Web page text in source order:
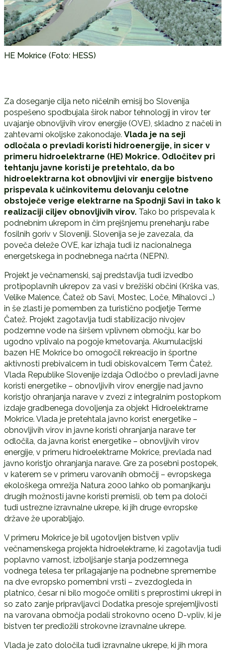
HE Mokrice (Foto: HESS)
Za doseganje cilja neto ničelnih emisij bo Slovenija
pospešeno spodbujala širok nabor tehnologij in virov ter
uvajanje obnovljivih virov energije (OVE), skladno z načeli in
zahtevami okoljske zakonodaje. Vlada je na seji
odločala o prevladi koristi hidroenergije, in sicer v
primeru hidroelektrarne (HE) Mokrice. Odločitev pri
tehtanju javne koristi je pretehtalo, da bo
hidroelektrarna kot obnovljivi vir energije bistveno
prispevala k učinkovitemu delovanju celotne
obstoječe verige elektrarne na Spodnji Savi in tako k
realizaciji ciljev obnovljivih virov.Tako bo prispevala k
podnebnim ukrepom in čim prejšnjemu prenehanju rabe
fosilnih goriv v Sloveniji. Slovenija se je zavezala, da
poveča deleže OVE, kar izhaja tudi iz nacionalnega
energetskega in podnebnega načrta (NEPN).
Projekt je večnamenski, saj predstavlja tudi izvedbo
protipoplavnih ukrepov za vasi v brežiški občini (Krška vas,
Velike Malence, Čatež ob Savi, Mostec, Loče, Mihalovci …)
in še zlasti je pomemben za turistično podjetje Terme
Čatež. Projekt zagotavlja tudi stabilizacijo nivojev
podzemne vode na širšem vplivnem območju, kar bo
ugodno vplivalo na pogoje kmetovanja. Akumulacijski
bazen HE Mokrice bo omogočil rekreacijo in športne
aktivnosti prebivalcem in tudi obiskovalcem Term Čatež.
Vlada Republike Slovenije izdaja Odločbo o prevladi javne
koristi energetike – obnovljivih virov energije nad javno
koristjo ohranjanja narave v zvezi z integralnim postopkom
izdaje gradbenega dovoljenja za objekt Hidroelektrarne
Mokrice. Vlada je pretehtala javno korist energetike –
obnovljivih virov in javne koristi ohranjanja narave ter
odločila, da javna korist energetike – obnovljivih virov
energije, v primeru hidroelektrarne Mokrice, prevlada nad
javno koristjo ohranjanja narave. Gre za posebni postopek,
v katerem se v primeru varovanih območij – evropskega
ekološkega omrežja Natura 2000 lahko ob pomanjkanju
drugih možnosti javne koristi premisli, ob tem pa določi
tudi ustrezne izravnalne ukrepe, ki jih druge evropske
države že uporabljajo.
V primeru Mokrice je bil ugotovljen bistven vpliv
večnamenskega projekta hidroelektrarne, ki zagotavlja tudi
poplavno varnost, izboljšanje stanja podzemnega
vodnega telesa ter prilagajanje na podnebne spremembe
na dve evropsko pomembni vrsti – zvezdogleda in
platnico, česar ni bilo mogoče omiliti s preprostimi ukrepi in
so zato zanje pripravljavci Dodatka presoje sprejemljivosti
na varovana območja podali strokovno oceno D-vpliv, ki je
bistven ter predložili strokovne izravnalne ukrepe.
Vlada je zato določila tudi izravnalne ukrepe, ki jih mora